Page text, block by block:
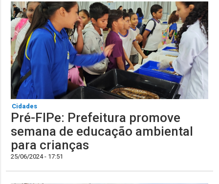
Cidades
Pré-FIPe: Prefeitura promove
semana de educação ambiental
para crianças
25/06/2024 - 17:51